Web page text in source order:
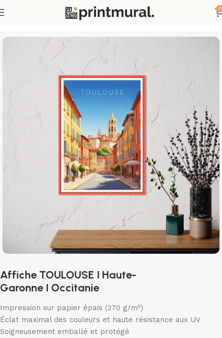
0
Affiches Pays et Villes
Affiche TOULOUSE I Haute-
Garonne I Occitanie
Impression sur papier épais (270 g/m²)
Éclat maximal des couleurs et haute résistance aux UV
Soigneusement emballé et protégé